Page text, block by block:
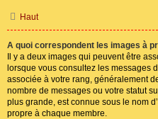
Haut
A quoi correspondent les images à
Il y a deux images qui peuvent être
lorsque vous consultez les messages
associée à votre rang, généralement
nombre de messages ou votre statut
plus grande, est connue sous le nom
propre à chaque membre.